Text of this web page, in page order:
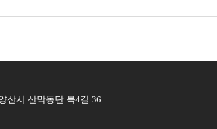
산시 산막동단 북4길 36